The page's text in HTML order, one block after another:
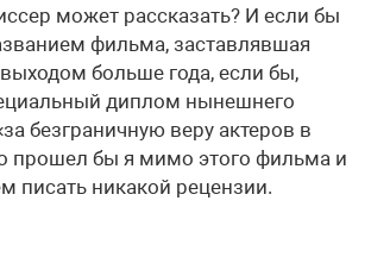
может рассказать? И если бы
фильма, заставлявшая
больше года, если бы,
диплом нынешнего
безграничную веру актеров в
прошел бы я мимо этого фильма и
писать никакой рецензии.